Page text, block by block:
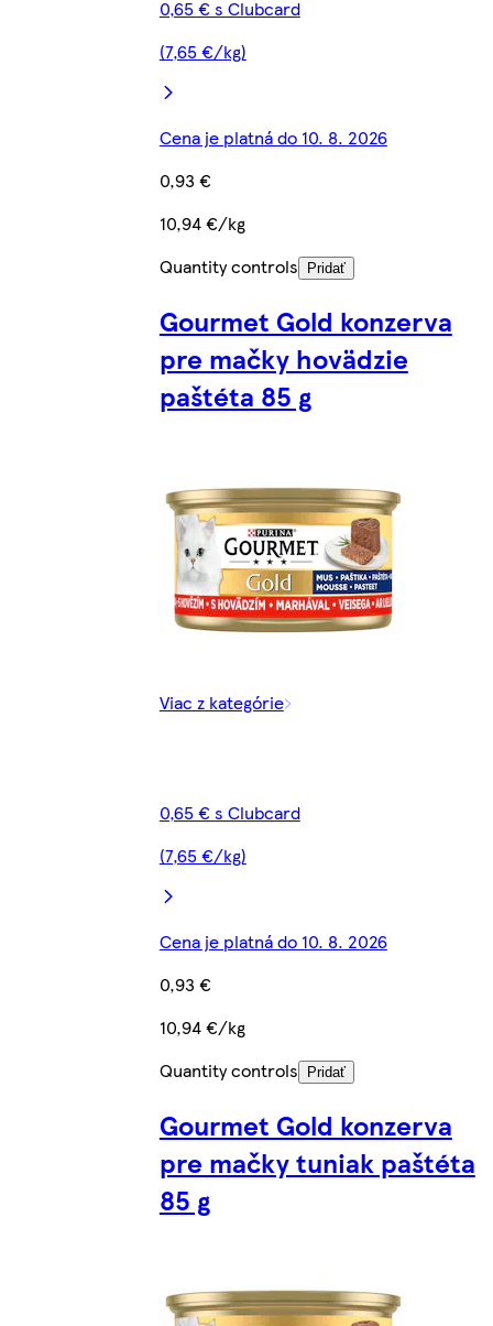
0,65 € s Clubcard
(7,65 €/kg)
Cena je platná do 10. 8. 2026
0,93 €
10,94 €/kg
Quantity controls
Pridať
Gourmet Gold konzerva
pre mačky hovädzie
paštéta 85 g
Viac z kategórie
0,65 € s Clubcard
(7,65 €/kg)
Cena je platná do 10. 8. 2026
0,93 €
10,94 €/kg
Quantity controls
Pridať
Gourmet Gold konzerva
pre mačky tuniak paštéta
85 g